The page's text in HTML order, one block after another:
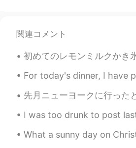
JP EN
わたしが中学生だった
分で洗わない人がたく
ん弁当も親が作ってるの
Joseph Findlay
*になります
関連コメント
初めてのレモンミルクかき氷！🍋🍧 なんだかいつも抹茶にしてしまうから、フルーティな味にするのが初めて！笑 意外と美味しく
For today's dinner, I have prepared chicken with tagliatelle pasta,
先月ニューヨークに行ったとき、おまかせ寿司を食べたり、道をたくさん歩いたり、家具の買い物をしたり、ジャズクラブに行ったり、友達
I was too drunk to post last night😭 Hope everyone has a
What a sunny day on Christmas day! in my region, which is in